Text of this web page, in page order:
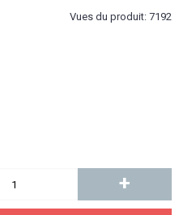
Vues du produit: 7192
+